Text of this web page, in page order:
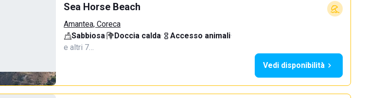
Sea Horse Beach
Amantea, Coreca
Sabbiosa· Doccia calda· Accesso animali·
e altri 7…
Vedi disponibilità